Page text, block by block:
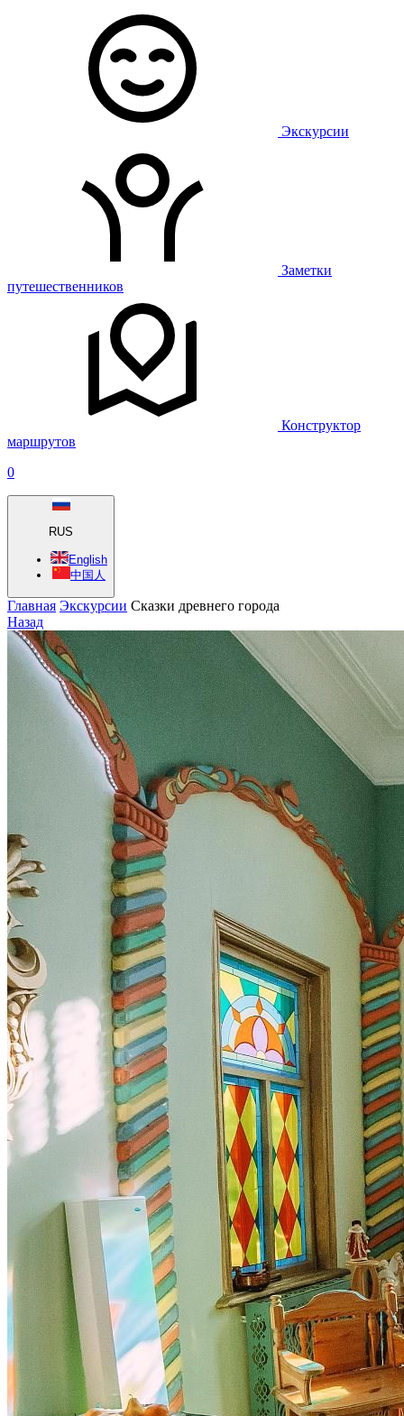
Экскурсии
Заметки
путешественников
Конструктор
маршрутов
0
RUS
English
中国人
Главная Экскурсии Сказки древнего города
Назад